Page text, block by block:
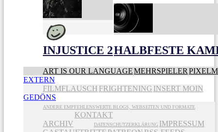
INJUSTICE 2HALBFESTE
ART IS OUR LANGUAGEMEHRSPIELER
EXTERN
FILMFLAUSCH FRIGHTENING INSERT MOIN
GEDÖNS
ANDERE EMPFEHLENSWERTE BLOGS, WEBSEITEN UND FORMATE
ARCHIV
KONTAKT
DATENSCHUTZERKLÄRUNG IMPRESSUM